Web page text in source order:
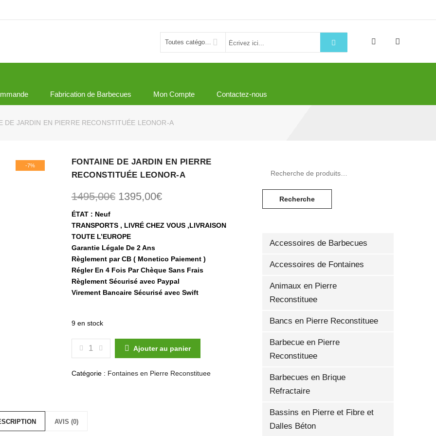
Toutes catégories
Fabrication de Barbecues Mon Compte Contactez-nous
JARDIN EN PIERRE RECONSTITUÉE LEONOR-A
-7%
FONTAINE DE JARDIN EN PIERRE
RECONSTITUÉE LEONOR-A
1495,00€ Le prix initial était : 1495,00€.
1395,00€Le prix actuel est : 1395,00€.
ÉTAT : Neuf
TRANSPORTS , LIVRÉ CHEZ VOUS ,LIVRAISON
TOUTE L’EUROPE
Garantie Légale De 2 Ans
Règlement par CB ( Monetico Paiement )
Régler En 4 Fois Par Chèque Sans Frais
Règlement Sécurisé avec Paypal
Virement Bancaire Sécurisé avec Swift
9 en stock
QUANTITÉ DE FONTAINE DE JARDIN EN PIERRE RECONSTITUÉE LEONOR-A
Ajouter au panier
Catégorie : Fontaines en Pierre Reconstituee
AVIS (0)
Recherche
Accessoires de Barbecues
Accessoires de Fontaines
Animaux en Pierre
Reconstituee
Bancs en Pierre Reconstituee
Barbecue en Pierre
Reconstituee
Barbecues en Brique
Refractaire
Bassins en Pierre et Fibre et
Dalles Béton